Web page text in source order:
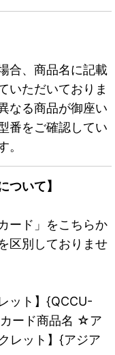
合、商品名に記載
いただいておりま
なる商品が御座い
番をご確認してい
。
ついて】
ード」をこちらか
区別しておりませ
ット】{QCCU-
ード商品名 ☆ア
レット】{アジア